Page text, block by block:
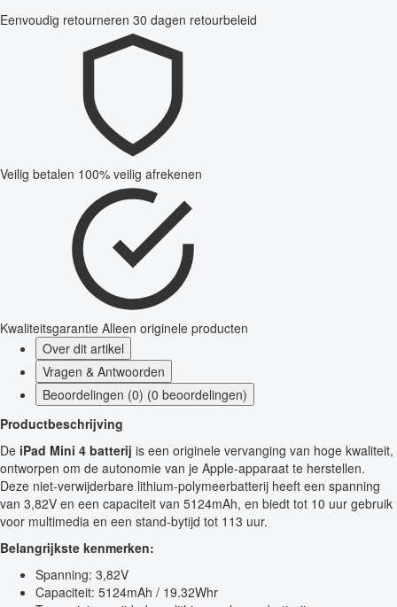
Eenvoudig retourneren 30 dagen retourbeleid
Veilig betalen 100% veilig afrekenen
Kwaliteitsgarantie Alleen originele producten
Over dit artikel
Vragen & Antwoorden
Beoordelingen (0) (0 beoordelingen)
Productbeschrijving
De iPad Mini 4 batterij is een originele vervanging van hoge kwaliteit,
ontworpen om de autonomie van je Apple-apparaat te herstellen.
Deze niet-verwijderbare lithium-polymeerbatterij heeft een spanning
van 3,82V en een capaciteit van 5124mAh, en biedt tot 10 uur gebruik
voor multimedia en een stand-bytijd tot 113 uur.
Belangrijkste kenmerken:
Spanning: 3,82V
Capaciteit: 5124mAh / 19.32Whr